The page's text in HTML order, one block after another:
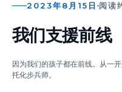
2023年8月15日 阅读
我们支援前线
因为我们的孩子都在前线。从一
托化步兵师。